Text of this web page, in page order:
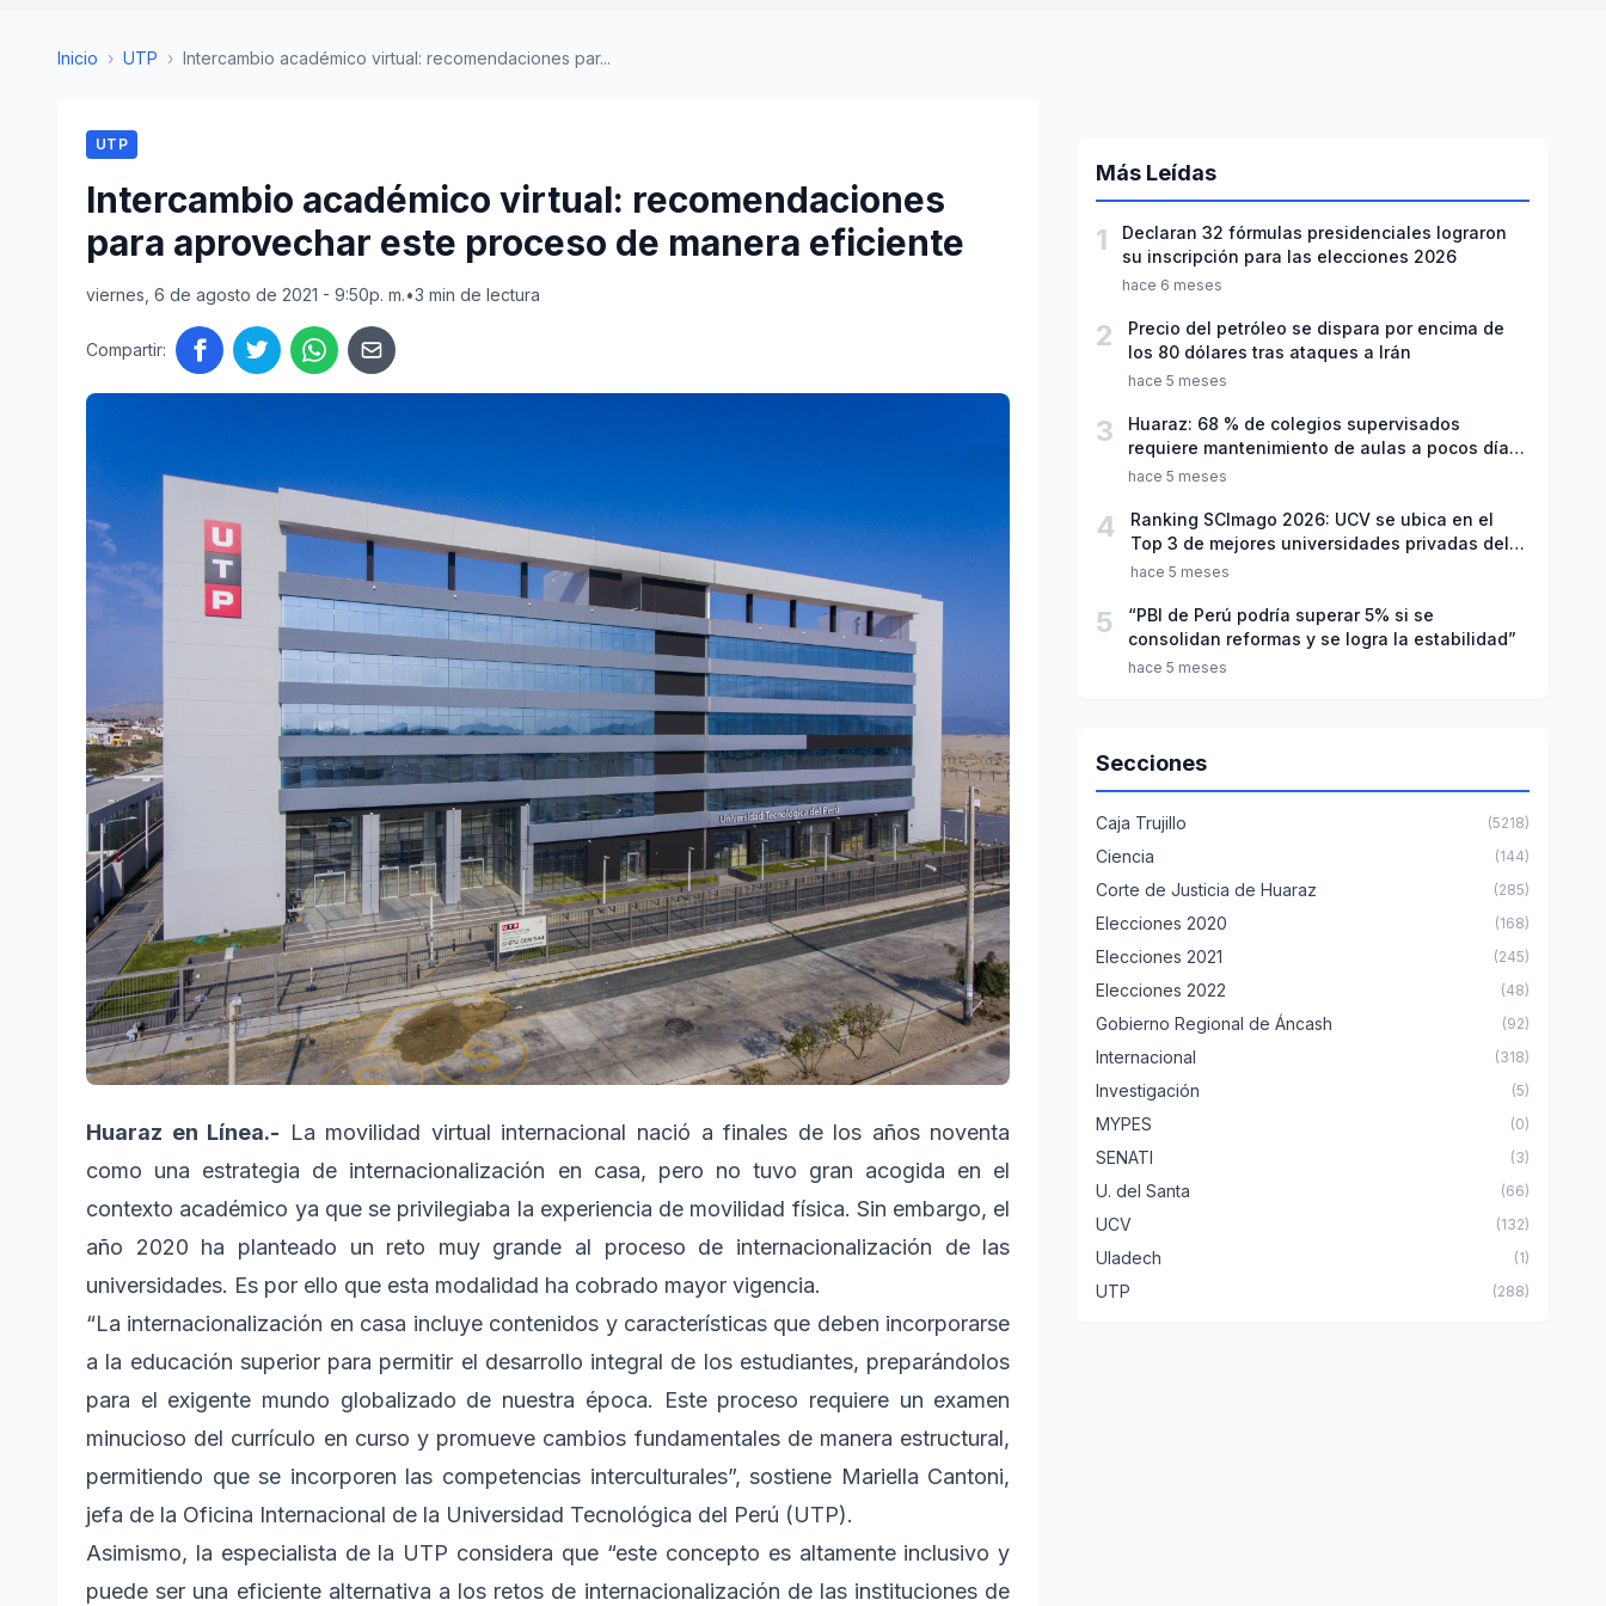
Inicio › UTP › Intercambio académico virtual: recomendaciones par...
UTP
Intercambio académico virtual: recomendaciones
para aprovechar este proceso de manera eficiente
viernes, 6 de agosto de 2021 - 9:50p. m.•3 min de lectura
Compartir:
Huaraz en Línea.- La movilidad virtual internacional nació a finales de los años noventa
como una estrategia de internacionalización en casa, pero no tuvo gran acogida en el
contexto académico ya que se privilegiaba la experiencia de movilidad física. Sin embargo, el
año 2020 ha planteado un reto muy grande al proceso de internacionalización de las
universidades. Es por ello que esta modalidad ha cobrado mayor vigencia.
“La internacionalización en casa incluye contenidos y características que deben incorporarse
a la educación superior para permitir el desarrollo integral de los estudiantes, preparándolos
para el exigente mundo globalizado de nuestra época. Este proceso requiere un examen
minucioso del currículo en curso y promueve cambios fundamentales de manera estructural,
permitiendo que se incorporen las competencias interculturales”, sostiene Mariella Cantoni,
jefa de la Oficina Internacional de la Universidad Tecnológica del Perú (UTP).
Asimismo, la especialista de la UTP considera que “este concepto es altamente inclusivo y
puede ser una eficiente alternativa a los retos de internacionalización de las instituciones de
Más Leídas
1
Declaran 32 fórmulas presidenciales lograron
su inscripción para las elecciones 2026
hace 6 meses
2
Precio del petróleo se dispara por encima de
los 80 dólares tras ataques a Irán
hace 5 meses
3
Huaraz: 68 % de colegios supervisados
requiere mantenimiento de aulas a pocos días
de inicio del año escolar 2026
hace 5 meses
4
Ranking SCImago 2026: UCV se ubica en el
Top 3 de mejores universidades privadas del
Perú
hace 5 meses
5
“PBI de Perú podría superar 5% si se
consolidan reformas y se logra la estabilidad”
hace 5 meses
Secciones
Caja Trujillo (5218)
Ciencia (144)
Corte de Justicia de Huaraz (285)
Elecciones 2020 (168)
Elecciones 2021 (245)
Elecciones 2022 (48)
Gobierno Regional de Áncash (92)
Internacional (318)
Investigación (5)
MYPES (0)
SENATI (3)
U. del Santa (66)
UCV (132)
Uladech (1)
UTP (288)